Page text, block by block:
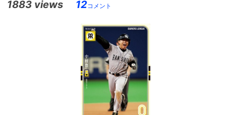
1883 views 12コメント